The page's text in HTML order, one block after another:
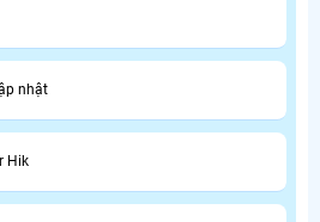
nhật
Hik